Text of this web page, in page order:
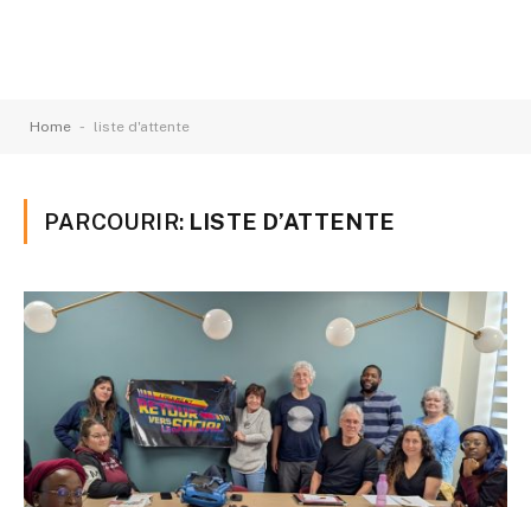
Home - liste d'attente
PARCOURIR: LISTE D’ATTENTE